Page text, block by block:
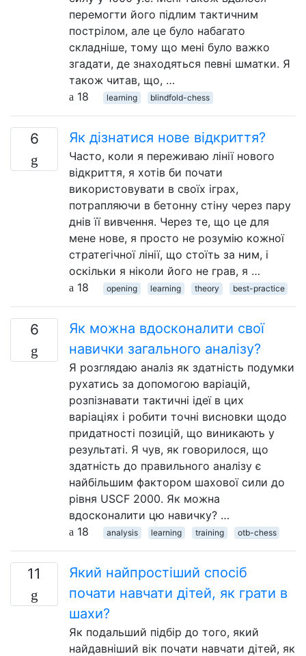
перемогти його підлим тактичним
пострілом, але це було набагато
складніше, тому що мені було важко
згадати, де знаходяться певні шматки. Я
також читав, що, …
18
learning blindfold-chess
6 Як дізнатися нове відкриття?
Часто, коли я переживаю лінії нового
відкриття, я хотів би почати
використовувати в своїх іграх,
потрапляючи в бетонну стіну через пару
днів її вивчення. Через те, що це для
мене нове, я просто не розумію кожної
стратегічної лінії, що стоїть за ним, і
оскільки я ніколи його не грав, я …
18
opening learning theory best-practice
6
Як можна вдосконалити свої
навички загального аналізу?
Я розглядаю аналіз як здатність подумки
рухатись за допомогою варіацій,
розпізнавати тактичні ідеї в цих
варіаціях і робити точні висновки щодо
придатності позицій, що виникають у
результаті. Я чув, як говорилося, що
здатність до правильного аналізу є
найбільшим фактором шахової сили до
рівня USCF 2000. Як можна
вдосконалити цю навичку? …
18
analysis learning training otb-chess
11
Який найпростіший спосіб
почати навчати дітей, як грати в
шахи?
Як подальший підбір до того, який
найдавніший вік почати навчати дітей, як